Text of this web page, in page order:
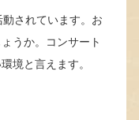
されています。お
うか。コンサート
境と言えます。